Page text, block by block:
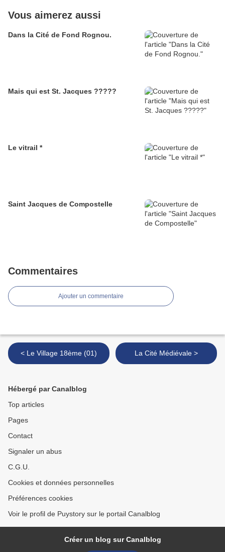
Vous aimerez aussi
Dans la Cité de Fond Rognou.
Mais qui est St. Jacques ?????
Le vitrail *
Saint Jacques de Compostelle
Commentaires
Ajouter un commentaire
< Le Village 18ème (01) La Cité Médiévale >
Hébergé par Canalblog
Top articles
Pages
Contact
Signaler un abus
C.G.U.
Cookies et données personnelles
Préférences cookies
Voir le profil de Puystory sur le portail Canalblog
Créer un blog sur Canalblog